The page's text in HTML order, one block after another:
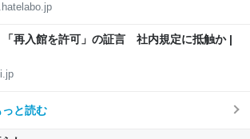
再入館を許可」の証言 社内規定に抵触か |
と読む